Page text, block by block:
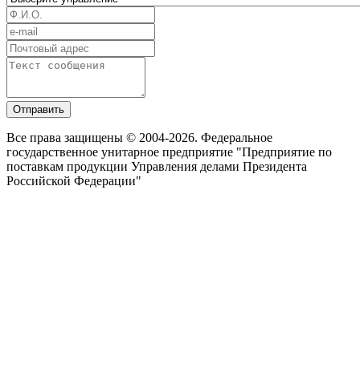
Отправить
Все права защищены © 2004-2026. Федеральное
государственное унитарное предприятие "Предприятие по
поставкам продукции Управления делами Президента
Российской Федерации"